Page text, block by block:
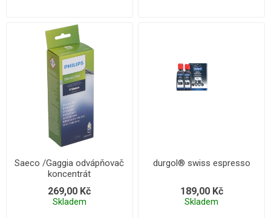
Saeco /Gaggia odvápňovač
koncentrát
269,00 Kč
Skladem
durgol® swiss espresso
189,00 Kč
Skladem